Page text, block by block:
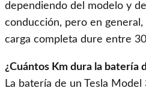
dependiendo del modelo y
conducción, pero en
carga completa dure entre
¿Cuántos Km dura la batería
La batería de un Tesla